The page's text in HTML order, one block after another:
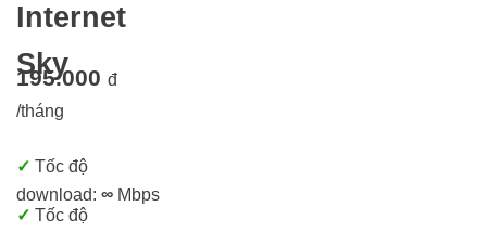
Internet
Sky
195.000 đ
/tháng
✓ Tốc độ
download: ∞ Mbps
✓ Tốc độ